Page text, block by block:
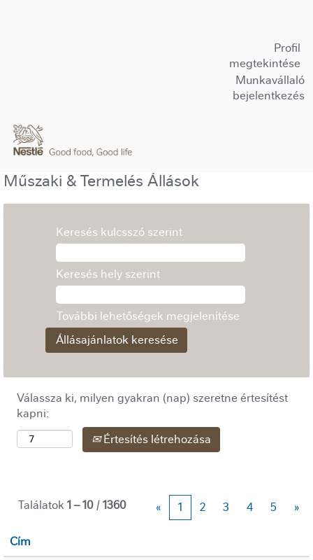
Profil
megtekintése
Munkavállaló
bejelentkezés
Műszaki & Termelés Állások
Keresés kulcsszó szerint
Keresés hely szerint
További lehetőségek megjelenítése
Válassza ki, milyen gyakran (nap) szeretne értesítést
kapni:
Értesítés létrehozása
Találatok1 – 10/1360 « 1 2 3 4 5 »
Cím